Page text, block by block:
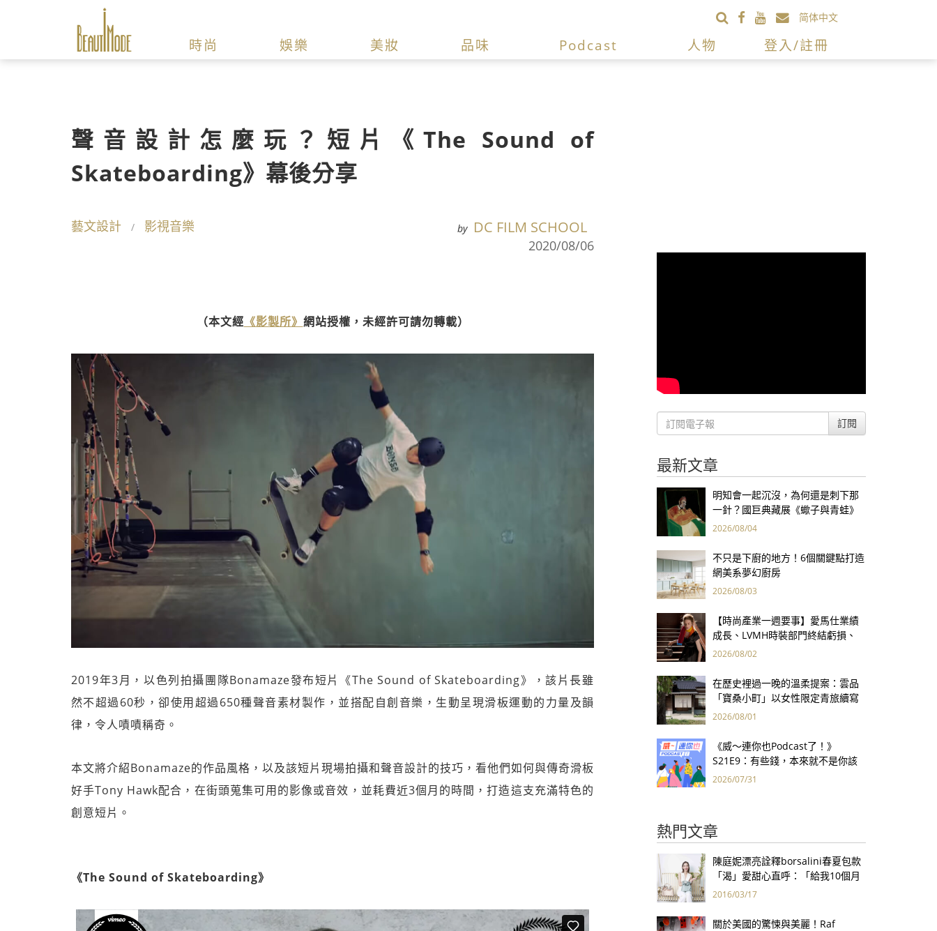
简体中文
時尚 娛樂 美妝 品味 Podcast 人物 登入/註冊
聲音設計怎麼玩？短片《The Sound of
Skateboarding》幕後分享
藝文設計 影視音樂 by DC FILM SCHOOL
2020/08/06
（本文經 《影製所》 網站授權，未經許可請勿轉載）
2019年3月，以色列拍攝團隊Bonamaze發布短片《The Sound of Skateboarding》，該片長雖
然不超過60秒，卻使用超過650種聲音素材製作，並搭配自創音樂，生動呈現滑板運動的力量及韻
律，令人嘖嘖稱奇。
本文將介紹Bonamaze的作品風格，以及該短片現場拍攝和聲音設計的技巧，看他們如何與傳奇滑板
好手Tony Hawk配合，在街頭蒐集可用的影像或音效，並耗費近3個月的時間，打造這支充滿特色的
創意短片。
《The Sound of Skateboarding》
訂閱
最新文章
明知會一起沉沒，為何還是刺下那
一針？國巨典藏展《蠍子與青蛙》
用66件名作拷問人性
2026/08/04
不只是下廚的地方！6個關鍵點打造
網美系夢幻廚房
2026/08/03
【時尚產業一週要事】愛馬仕業績
成長、LVMH時裝部門終結虧損、
Kering轉型策略初現成效、Prada
2026/08/02
在歷史裡過一晚的溫柔提案：雲品
「寶桑小町」以女性限定青旅續寫
台東老屋記憶
2026/08/01
《威～連你也Podcast了！》
S21E9：有些錢，本來就不是你該
賺的——讀《一個投機者的告白》
2026/07/31
熱門文章
陳庭妮漂亮詮釋borsalini春夏包款
「渴」愛甜心直呼：「給我10個月
老！」
2016/03/17
關於美國的驚悚與美麗！Raf